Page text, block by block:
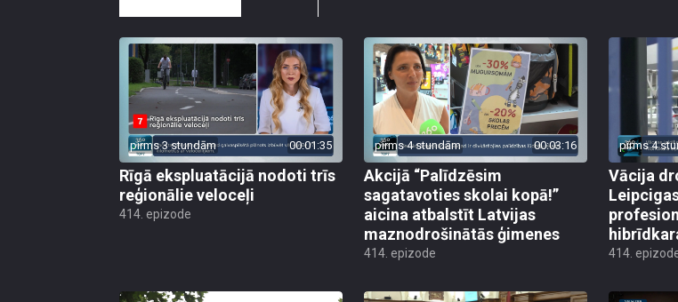
pirms 3 stundām 00:01:35
Rīgā ekspluatācijā nodoti trīs
reģionālie veloceļi
414. epizode
pirms 4 stundām 00:03:16
Akcijā “Palīdzēsim
sagatavoties skolai kopā!”
aicina atbalstīt Latvijas
maznodrošinātās ģimenes
414. epizode
pirms 4
Vācija
414.